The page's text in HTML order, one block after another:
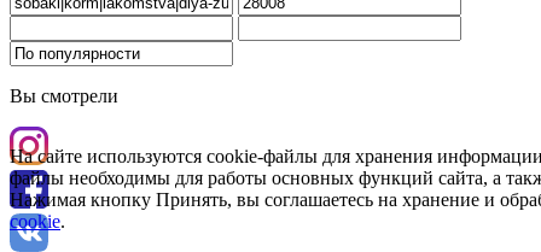
Вы смотрели
На сайте используются cookie-файлы для хранения
файлы необходимы для работы основных функций сайта, а
Нажимая кнопку Принять, вы соглашаетесь на хранение и
cookie.